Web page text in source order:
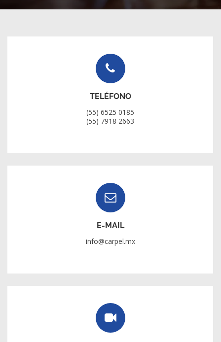
TELÉFONO
(55) 6525 0185
(55) 7918 2663
E-MAIL
info@carpel.mx